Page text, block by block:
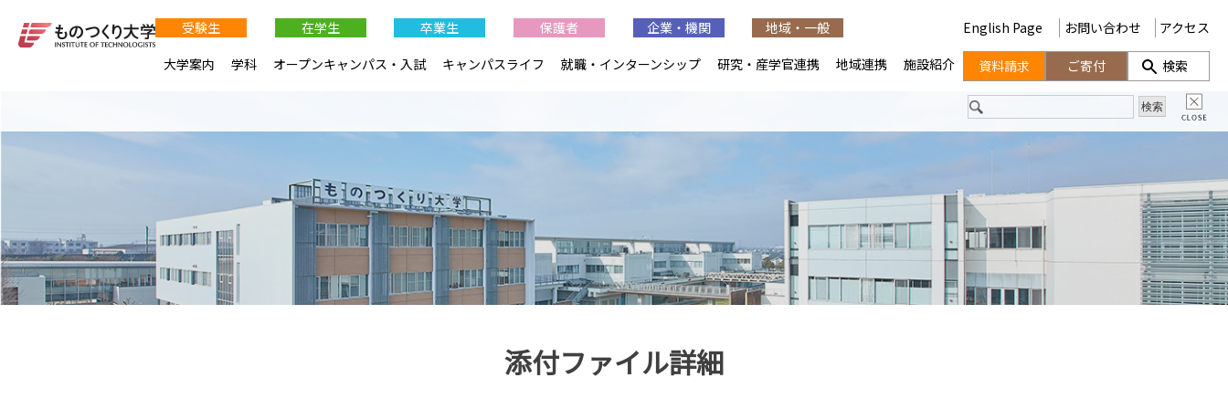
添付ファイル詳細
受験生 在学生 卒業生 保護者 企業・機関
地域・一般
大学案内
学科 オープンキャンパス・入試 キャンパスライフ 就職・インターンシップ 研究・産学官連携 地域連携 施設紹介
English Page お問い合わせ アクセス
資料請求 ご寄付 検索